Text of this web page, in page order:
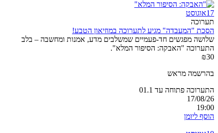
17אוגוסט
תערוכה
הסכת "המעבדה" מגיע לתערוכה במוזיאון הטבע!
שלושה מפגשים חד-פעמיים שמשלבים מדע, אמנות ומחשבה – בלב
התערוכה "האבקה: הסיפור המלא".
₪30
בהרשמה מראש
התערוכה פתוחה עד 01.1
17/08/26
19:00
הוסף ליומן